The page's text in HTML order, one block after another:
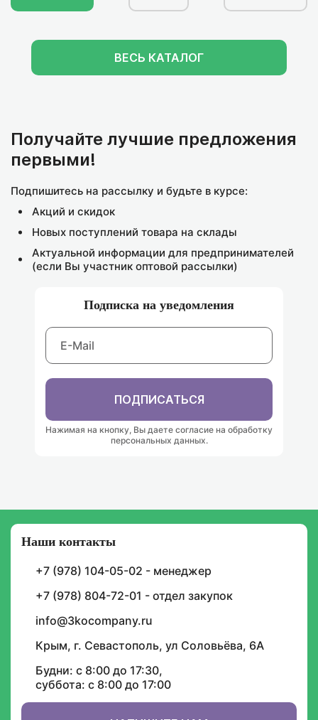
ВЕСЬ КАТАЛОГ
Получайте лучшие предложения
первыми!
Подпишитесь на рассылку и будьте в курсе:
Акций и скидок
Новых поступлений товара на склады
Актуальной информации для предпринимателей
(если Вы участник оптовой рассылки)
Подписка на уведомления
ПОДПИСАТЬСЯ
Нажимая на кнопку, Вы даете согласие на обработку
персональных данных.
Наши контакты
+7 (978) 104-05-02 - менеджер
+7 (978) 804-72-01 - отдел закупок
info@3kocompany.ru
Крым, г. Севастополь, ул Соловьёва, 6А
Будни: с 8:00 до 17:30,
суббота: с 8:00 до 17:00
И будьте в курсе графика доставок, скидок,
ИНФОРМАЦИЯ